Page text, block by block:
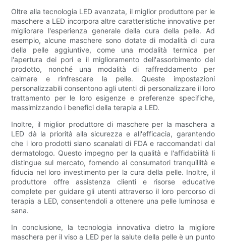
Oltre alla tecnologia LED avanzata, il miglior produttore per le
maschere a LED incorpora altre caratteristiche innovative per
migliorare l'esperienza generale della cura della pelle. Ad
esempio, alcune maschere sono dotate di modalità di cura
della pelle aggiuntive, come una modalità termica per
l'apertura dei pori e il miglioramento dell'assorbimento del
prodotto, nonché una modalità di raffreddamento per
calmare e rinfrescare la pelle. Queste impostazioni
personalizzabili consentono agli utenti di personalizzare il loro
trattamento per le loro esigenze e preferenze specifiche,
massimizzando i benefici della terapia a LED.
Inoltre, il miglior produttore di maschere per la maschera a
LED dà la priorità alla sicurezza e all'efficacia, garantendo
che i loro prodotti siano scanalati di FDA e raccomandati dal
dermatologo. Questo impegno per la qualità e l'affidabilità li
distingue sul mercato, fornendo ai consumatori tranquillità e
fiducia nel loro investimento per la cura della pelle. Inoltre, il
produttore offre assistenza clienti e risorse educative
complete per guidare gli utenti attraverso il loro percorso di
terapia a LED, consentendoli a ottenere una pelle luminosa e
sana.
In conclusione, la tecnologia innovativa dietro la migliore
maschera per il viso a LED per la salute della pelle è un punto